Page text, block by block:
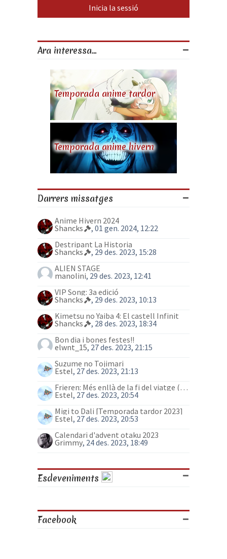
Ara interessa...
Temporada anime tardor
Temporada anime hivern
Darrers missatges
Anime Hivern 2024
Shancks
, 01 gen. 2024, 12:22
Destripant La Historia
Shancks
, 29 des. 2023, 15:28
ALIEN STAGE
manolini, 29 des. 2023, 12:41
VIP Song: 3a edició
Shancks
, 29 des. 2023, 10:13
Kimetsu no Yaiba 4: El castell Infinit
Shancks
, 28 des. 2023, 18:34
Bon dia i bones festes!!
elwnt_15, 27 des. 2023, 21:15
Suzume no Tojimari
Estel, 27 des. 2023, 21:13
Frieren: Més enllà de la fi del viatge (anime)
Estel, 27 des. 2023, 20:54
Migi to Dali [Temporada tardor 2023]
Estel, 27 des. 2023, 20:53
Calendari d'advent otaku 2023
Grimmy, 24 des. 2023, 18:49
Esdeveniments
Facebook